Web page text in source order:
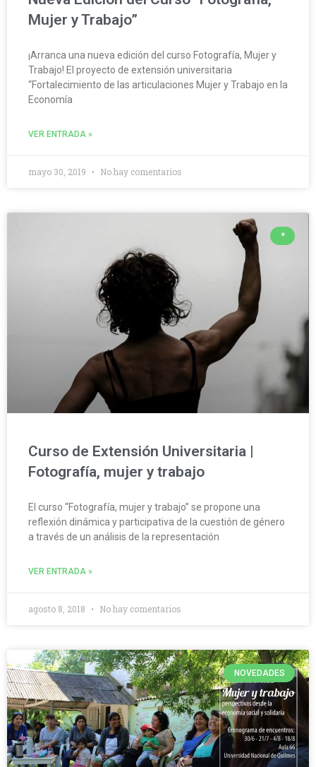
Mujer y Trabajo”
¡Arranca una nueva edición del curso Fotografía, Mujer y
Trabajo! El proyecto de extensión universitaria
“Fortalecimiento de las articulaciones Mujer y Trabajo en la
Economía
VER ENTRADA »
mayo 30, 2019 No hay comentarios
*
Curso de Extensión Universitaria |
Fotografía, mujer y trabajo
El curso “Fotografía, mujer y trabajo” se propone una
reflexión dinámica y participativa de la cuestión de género
a través de un análisis de la representación
VER ENTRADA »
agosto 8, 2018 No hay comentarios
NOVEDADES